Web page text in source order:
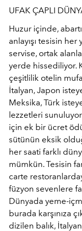
UFAK ÇAPLI
Huzur içinde,
anlayışı tesisin
servise, ortak
yerde hissediliyor.
çeşitlilik otelin
İtalyan, Japon
Meksika, Türk
lezzetleri
için ek bir ücret
sütünün eksik
her saati farklı
mümkün. Tesisin
carte
füzyon sevenlere
Dünyada yeme-
burada karşınıza
dizilen balık,